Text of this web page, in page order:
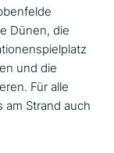
Dünen, die
und die
Für alle
Strand auch